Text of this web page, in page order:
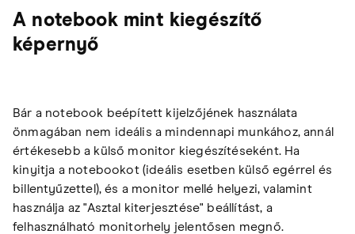
A notebook mint kiegészítő
képernyő
Bár a notebook beépített kijelzőjének használata
önmagában nem ideális a mindennapi munkához, annál
értékesebb a külső monitor kiegészítéseként. Ha
kinyitja a notebookot (ideális esetben külső egérrel és
billentyűzettel), és a monitor mellé helyezi, valamint
használja az "Asztal kiterjesztése" beállítást, a
felhasználható monitorhely jelentősen megnő.